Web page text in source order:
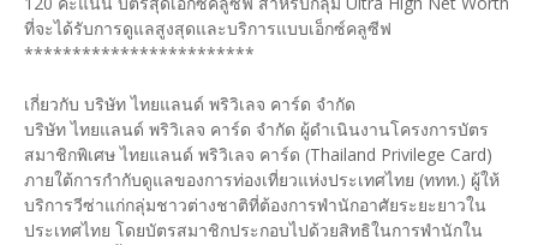
ที่จะได้รับการดูแลสูงสุดและบริการแบบเอ็กซ์คลูซีฟ ​
************************
เกี่ยวกับ บริษัท ไทยแลนด์ พริวิเลจ คาร์ด จำกัด
บริษัท ไทยแลนด์ พริวิเลจ คาร์ด จำกัด ผู้ดำเนินงานโครงการบัตร
สมาชิกพิเศษ ไทยแลนด์ พริวิเลจ คาร์ด (Thailand Privilege Card)
ภายใต้การกำกับดูแลของการท่องเที่ยวแห่งประเทศไทย (ททท.) ผู้ให้
บริการวีซ่าแก่กลุ่มชาวต่างชาติที่ต้องการพำนักอาศัยระยะยาวใน
ประเทศไทย โดยบัตรสมาชิกประกอบไปด้วยสิทธิในการพำนักใน